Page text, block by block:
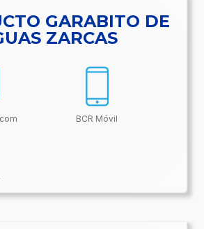
Conectividades/Acueductos
GARABITO DE
ZARCAS
BCR Móvil